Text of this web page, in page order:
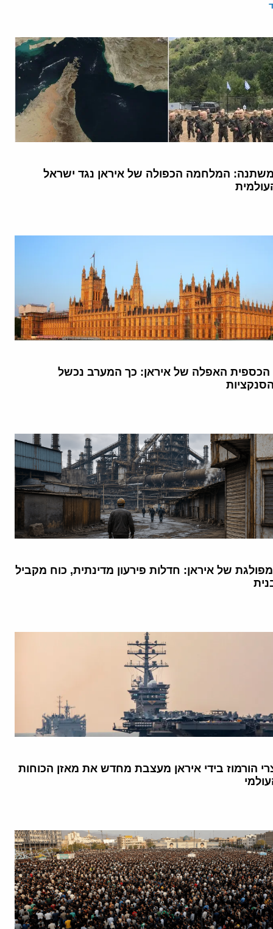
המלחמה הכפולה של איראן נגד ישראל
הכספית האפלה של איראן: כך המערב נכשל
של איראן: חדלות פירעון מדינתית, כוח מקביל
הורמוז בידי איראן מעצבת מחדש את מאזן הכוחות